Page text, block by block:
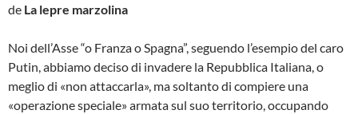
de La lepre marzolina
Noi dell’Asse “o Franza o Spagna”, seguendo l’esempio del caro
Putin, abbiamo deciso di invadere la Repubblica Italiana, o
meglio di «non attaccarla», ma soltanto di compiere una
«operazione speciale» armata sul suo territorio, occupando